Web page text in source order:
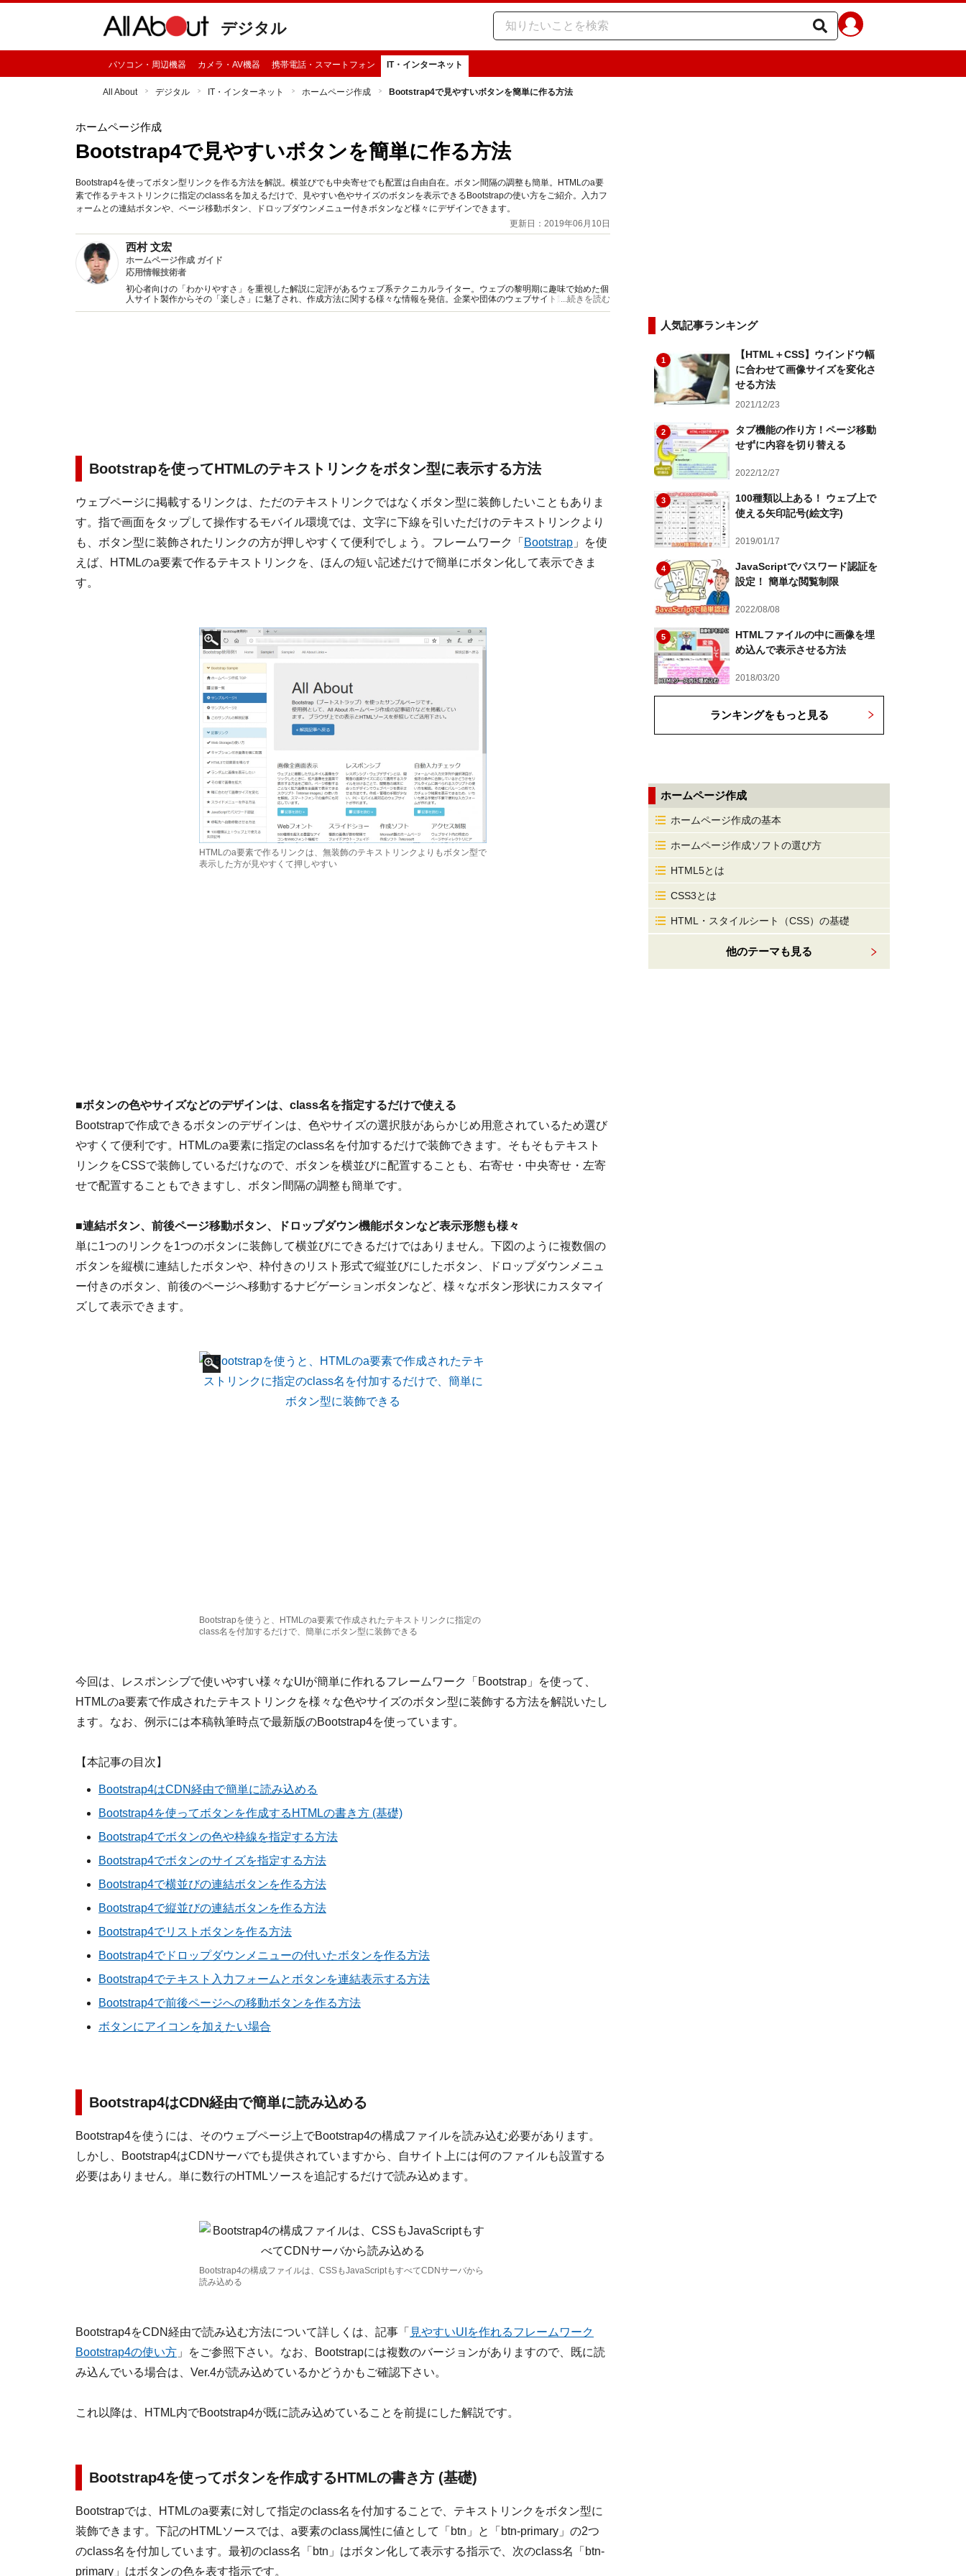
デジタル
パソコン・周辺機器 カメラ・AV機器 携帯電話・スマートフォン IT・インターネット
All About デジタル IT・インターネット ホームページ作成 Bootstrap4で見やすいボタンを簡単に作る方法
ホームページ作成
Bootstrap4で見やすいボタンを簡単に作る方法
Bootstrap4を使ってボタン型リンクを作る方法を解説。横並びでも中央寄せでも配置は自由自在。ボタン間隔の調整も簡単。HTMLのa要
素で作るテキストリンクに指定のclass名を加えるだけで、見やすい色やサイズのボタンを表示できるBootstrapの使い方をご紹介。入力フ
ォームとの連結ボタンや、ページ移動ボタン、ドロップダウンメニュー付きボタンなど様々にデザインできます。
更新日：2019年06月10日
西村 文宏
ホームページ作成 ガイド
応用情報技術者
初心者向けの「わかりやすさ」を重視した解説に定評があるウェブ系テクニカルライター。ウェブの黎明期に趣味で始めた個
人サイト製作からその「楽しさ」に魅了され、作成方法に関する様々な情報を発信。企業や団体のウェブサイト製作・解説書
籍の執筆なども行っている。
...続きを読む
Bootstrapを使ってHTMLのテキストリンクをボタン型に表示する方法
ウェブページに掲載するリンクは、ただのテキストリンクではなくボタン型に装飾したいこともありま
す。指で画面をタップして操作するモバイル環境では、文字に下線を引いただけのテキストリンクより
も、ボタン型に装飾されたリンクの方が押しやすくて便利でしょう。フレームワーク「 Bootstrap 」を使
えば、HTMLのa要素で作るテキストリンクを、ほんの短い記述だけで簡単にボタン化して表示できま
す。
HTMLのa要素で作るリンクは、無装飾のテキストリンクよりもボタン型で
表示した方が見やすくて押しやすい
■ボタンの色やサイズなどのデザインは、class名を指定するだけで使える
Bootstrapで作成できるボタンのデザインは、色やサイズの選択肢があらかじめ用意されているため選び
やすくて便利です。HTMLのa要素に指定のclass名を付加するだけで装飾できます。そもそもテキスト
リンクをCSSで装飾しているだけなので、ボタンを横並びに配置することも、右寄せ・中央寄せ・左寄
せで配置することもできますし、ボタン間隔の調整も簡単です。
■連結ボタン、前後ページ移動ボタン、ドロップダウン機能ボタンなど表示形態も様々
単に1つのリンクを1つのボタンに装飾して横並びにできるだけではありません。下図のように複数個の
ボタンを縦横に連結したボタンや、枠付きのリスト形式で縦並びにしたボタン、ドロップダウンメニュ
ー付きのボタン、前後のページへ移動するナビゲーションボタンなど、様々なボタン形状にカスタマイ
ズして表示できます。
Bootstrapを使うと、HTMLのa要素で作成されたテキストリンクに指定の
class名を付加するだけで、簡単にボタン型に装飾できる
今回は、レスポンシブで使いやすい様々なUIが簡単に作れるフレームワーク「Bootstrap」を使って、
HTMLのa要素で作成されたテキストリンクを様々な色やサイズのボタン型に装飾する方法を解説いたし
ます。なお、例示には本稿執筆時点で最新版のBootstrap4を使っています。
【本記事の目次】
Bootstrap4はCDN経由で簡単に読み込める
Bootstrap4を使ってボタンを作成するHTMLの書き方 (基礎)
Bootstrap4でボタンの色や枠線を指定する方法
Bootstrap4でボタンのサイズを指定する方法
Bootstrap4で横並びの連結ボタンを作る方法
Bootstrap4で縦並びの連結ボタンを作る方法
Bootstrap4でリストボタンを作る方法
Bootstrap4でドロップダウンメニューの付いたボタンを作る方法
Bootstrap4でテキスト入力フォームとボタンを連結表示する方法
Bootstrap4で前後ページへの移動ボタンを作る方法
ボタンにアイコンを加えたい場合
Bootstrap4はCDN経由で簡単に読み込める
Bootstrap4を使うには、そのウェブページ上でBootstrap4の構成ファイルを読み込む必要があります。
しかし、Bootstrap4はCDNサーバでも提供されていますから、自サイト上には何のファイルも設置する
必要はありません。単に数行のHTMLソースを追記するだけで読み込めます。
Bootstrap4の構成ファイルは、CSSもJavaScriptもすべてCDNサーバから
読み込める
Bootstrap4をCDN経由で読み込む方法について詳しくは、記事「 見やすいUIを作れるフレームワーク
Bootstrap4の使い方 」をご参照下さい。なお、Bootstrapには複数のバージョンがありますので、既に読
み込んでいる場合は、Ver.4が読み込めているかどうかもご確認下さい。
これ以降は、HTML内でBootstrap4が既に読み込めていることを前提にした解説です。
Bootstrap4を使ってボタンを作成するHTMLの書き方 (基礎)
Bootstrapでは、HTMLのa要素に対して指定のclass名を付加することで、テキストリンクをボタン型に
装飾できます。下記のHTMLソースでは、a要素のclass属性に値として「btn」と「btn-primary」の2つ
のclass名を付加しています。最初のclass名「btn」はボタン化して表示する指示で、次のclass名「btn-
primary」はボタンの色を表す指示です。
人気記事ランキング
1
【HTML＋CSS】ウインドウ幅
に合わせて画像サイズを変化さ
せる方法
2021/12/23
2
タブ機能の作り方！ページ移動
せずに内容を切り替える
2022/12/27
3
100種類以上ある！ ウェブ上で
使える矢印記号(絵文字)
2019/01/17
4
JavaScriptでパスワード認証を
設定！ 簡単な閲覧制限
2022/08/08
5
HTMLファイルの中に画像を埋
め込んで表示させる方法
2018/03/20
ランキングをもっと見る
ホームページ作成
ホームページ作成の基本
ホームページ作成ソフトの選び方
HTML5とは
CSS3とは
HTML・スタイルシート（CSS）の基礎
他のテーマも見る